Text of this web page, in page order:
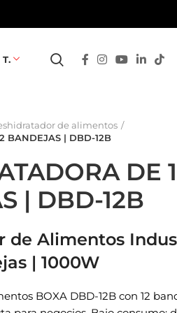
T.
de alimentos
BANDEJAS | DBD-12B
DE
| DBD-12B
de Alimentos
| 1000W
BOXA DBD-12B con 12